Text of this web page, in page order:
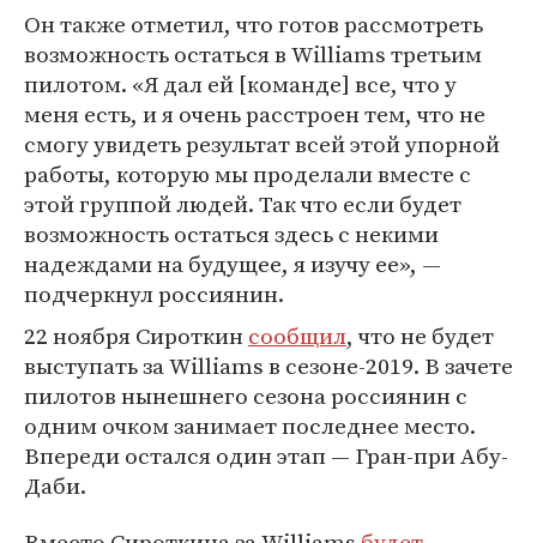
Он также отметил, что готов рассмотреть
возможность остаться в Williams третьим
пилотом. «Я дал ей [команде] все, что у
меня есть, и я очень расстроен тем, что не
смогу увидеть результат всей этой упорной
работы, которую мы проделали вместе с
этой группой людей. Так что если будет
возможность остаться здесь с некими
надеждами на будущее, я изучу ее», —
подчеркнул россиянин.
22 ноября Сироткинсообщил, что не будет
выступать за Williams в сезоне-2019. В зачете
пилотов нынешнего сезона россиянин с
одним очком занимает последнее место.
Впереди остался один этап — Гран-при Абу-
Даби.